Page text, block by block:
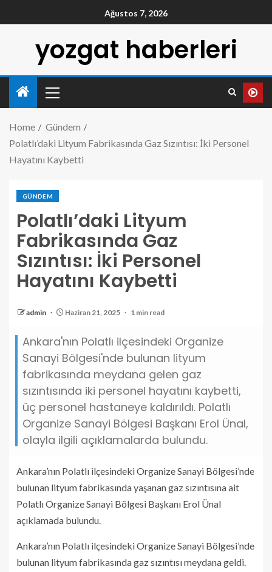
Ağustos 7, 2026
yozgat haberleri
Home
Gündem
Polatlı’daki Lityum Fabrikasında Gaz Sızıntısı: İki Personel
Hayatını Kaybetti
GÜNDEM
Polatlı’daki Lityum
Fabrikasında Gaz
Sızıntısı: İki Personel
Hayatını Kaybetti
admin Haziran 21, 2025 1 min read
Ankara'nın Polatlı ilçesindeki Organize
Sanayi Bölgesi'nde bulunan lityum
fabrikasında meydana gelen gaz
sızıntısında iki personel hayatını kaybetti,
üç personel hastaneye kaldırıldı. Polatlı
Organize Sanayi Bölgesi Başkanı Erol Ünal,
olayla ilgili açıklamalarda bulundu.
Ankara’nın Polatlı ilçesindeki Organize Sanayi Bölgesi’nde
bulunan lityum fabrikasında yaşanan gaz sızıntısına ait
Polatlı Organize Sanayi Bölgesi Başkanı Erol Ünal
açıklamada bulundu.
Ankara’nın Polatlı ilçesindeki Organize Sanayi Bölgesi’nde
bulunan lityum fabrikasında gaz sızıntısı meydana geldi.